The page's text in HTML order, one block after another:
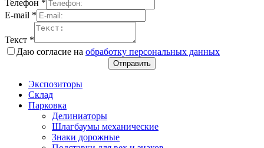
Телефон *
E-mail *
Текст *
Даю согласие на обработку персональных данных
Отправить
Экспозиторы
Склад
Парковка
Делиниаторы
Шлагбаумы механические
Знаки дорожные